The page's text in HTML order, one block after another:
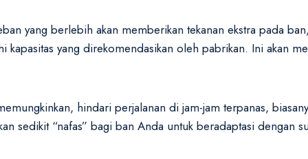
yang berlebih akan memberikan tekanan ekstra pada
kapasitas yang direkomendasikan oleh pabrikan. Ini akan
hindari perjalanan di jam-jam terpanas,
sedikit “nafas” bagi ban Anda untuk beradaptasi dengan